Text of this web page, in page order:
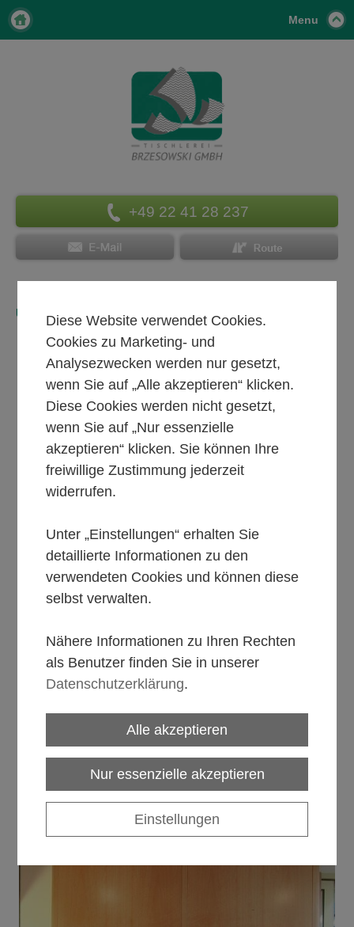
Menu
+49 22 41 28 237
UNSERE REFERENZEN
Diese Website verwendet Cookies.
Cookies zu Marketing- und
Analysezwecken werden nur gesetzt,
wenn Sie auf „Alle akzeptieren“ klicken.
Diese Cookies werden nicht gesetzt,
wenn Sie auf „Nur essenzielle
akzeptieren“ klicken. Sie können Ihre
freiwillige Zustimmung jederzeit
widerrufen.
Unter „Einstellungen“ erhalten Sie
detaillierte Informationen zu den
verwendeten Cookies und können diese
selbst verwalten.
Nähere Informationen zu Ihren Rechten
als Benutzer finden Sie in unserer
Datenschutzerklärung.
Alle akzeptieren
Nur essenzielle akzeptieren
Einstellungen